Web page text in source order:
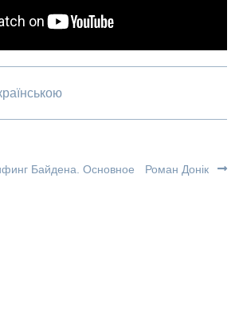
Байдена. Основное Роман Донік